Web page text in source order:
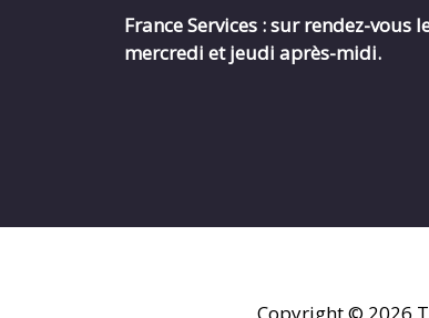
France Services : sur rendez-vous
mercredi et jeudi après-midi.